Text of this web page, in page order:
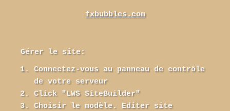
fxbubbles.com
Gérer le site:
Connectez-vous au panneau de contrôle
de votre serveur
Click "LWS SiteBuilder"
Choisir le modèle. Editer site